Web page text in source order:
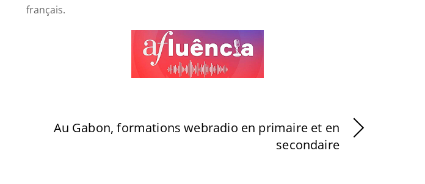
français.
Au Gabon, formations webradio en primaire et en
secondaire